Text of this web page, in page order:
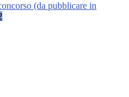
(da pubblicare in